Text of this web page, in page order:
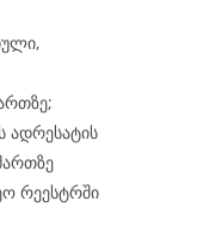
ადრესატის
რეესტრში